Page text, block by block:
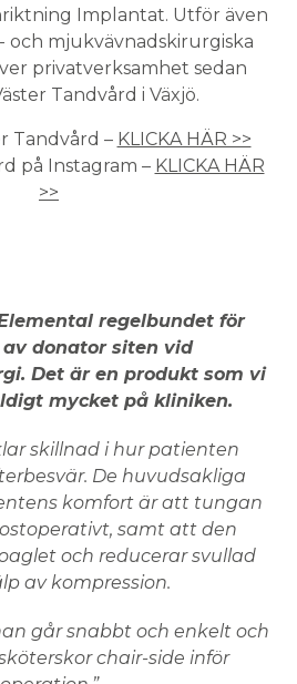
Implantat. Utför även
och mjukvävnadskirurgiska
privatverksamhet sedan
Tandvård i Växjö.
Tandvård – KLICKA HÄR >>
på Instagram – KLICKA HÄR
>>
regelbundet för
donator siten vid
Det är en produkt som vi
mycket på kliniken.
skillnad i hur patienten
De huvudsakliga
komfort är att tungan
samt att den
och reducerar svullad
av kompression.
går snabbt och enkelt och
chair-side inför